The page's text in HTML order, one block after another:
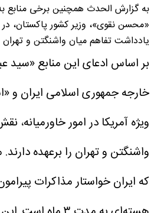
به گزارش الحدث همچنین برخی منابع
«محسن نقوی»، وزیر کشور پاکستان، در
یادداشت تفاهم میان واشنگتن و
بر اساس ادعای این منابع «سید
خارجه جمهوری اسلامی ایران و
ویژه آمریکا در امور خاورمیانه،
واشنگتن و تهران را برعهده دارند.
که ایران خواستار مذاکرات